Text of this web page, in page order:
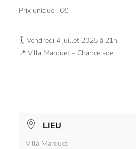
Prix unique : 6€
🗓 Vendredi 4 juillet 2025 à 21h
📍 Villa Marquet – Chancelade
LIEU
Villa Marquet